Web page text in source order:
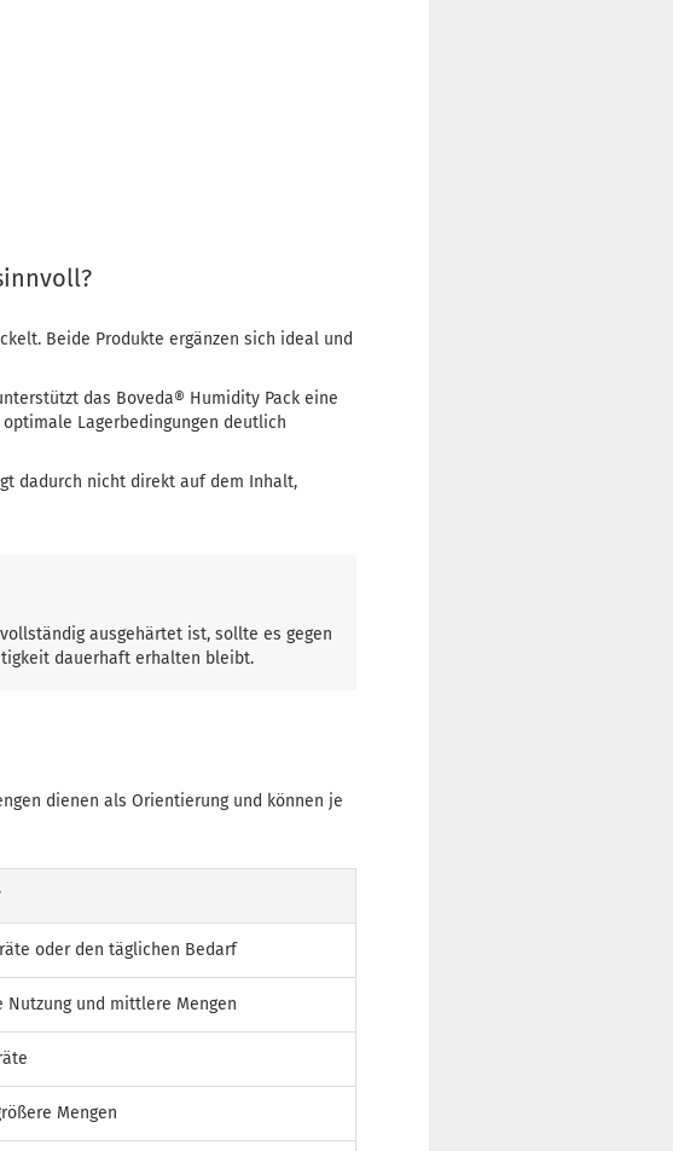
Beide Produkte ergänzen sich ideal und
das Boveda® Humidity Pack eine
Lagerbedingungen deutlich
dadurch nicht direkt auf dem Inhalt,
ausgehärtet ist, sollte es gegen
dauerhaft erhalten bleibt.
dienen als Orientierung und können je
oder den täglichen Bedarf
Nutzung und mittlere Mengen
Mengen